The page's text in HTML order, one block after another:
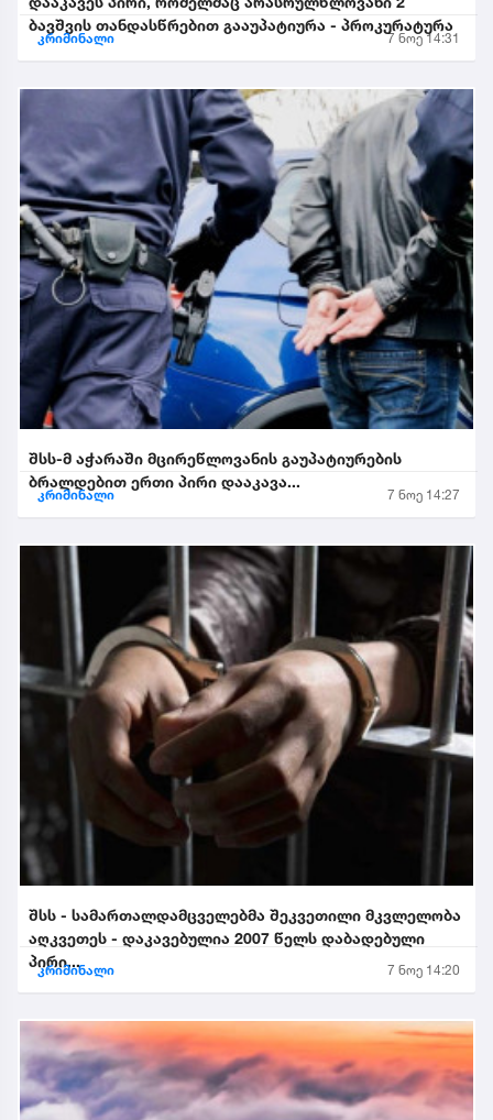
ბავშვის თანდასწრებით გააუპატიურა - პროკურატურა
კრიმინალი 7 ნოე 14:31
შსს-მ აჭარაში მცირეწლოვანის გაუპატიურების
ბრალდებით ერთი პირი დააკავა...
კრიმინალი 7 ნოე 14:27
შსს - სამართალდამცველებმა შეკვეთილი მკვლელობა
აღკვეთეს - დაკავებულია 2007 წელს დაბადებული
პირი...
კრიმინალი 7 ნოე 14:20